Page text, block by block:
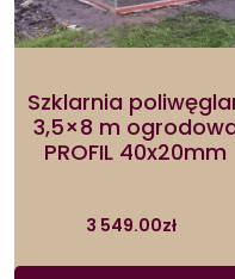
Szklarnia
3,5×8 m
PROFIL 40x20mm
3 549.00zł